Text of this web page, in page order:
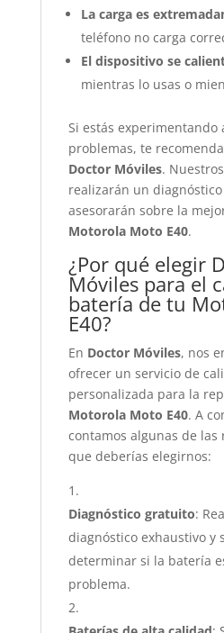
La carga es
teléfono no carga
El dispositivo se
mientras lo usas o
Si estás experimentando
problemas, te
Doctor Móviles.
realizarán un
asesorarán sobre la
Motorola Moto E40.
¿Por qué elegir
Móviles para el
batería de tu
E40?
En Doctor Móviles, nos
ofrecer un servicio de
personalizada para la
Motorola Moto E40. A
contamos algunas de las
que deberías elegirnos:
Diagnóstico gratuito:
diagnóstico exhaustivo y
determinar si la batería
problema.